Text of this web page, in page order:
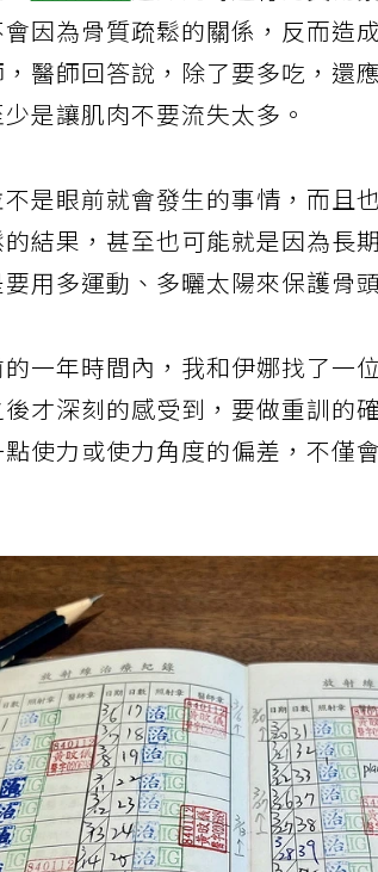
因為骨質疏鬆的關係，反而造
，醫師回答說，除了要多吃，還
是讓肌肉不要流失太多。
是眼前就會發生的事情，而且
結果，甚至也可能就是因為長
用多運動、多曬太陽來保護骨
一年時間內，我和伊娜找了一
才深刻的感受到，要做重訓的
使力或使力角度的偏差，不僅